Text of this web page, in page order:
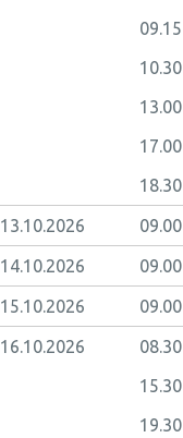
09.15
10.30
13.00
17.00
18.30
13.10.2026 09.00
14.10.2026 09.00
15.10.2026 09.00
16.10.2026 08.30
15.30
19.30